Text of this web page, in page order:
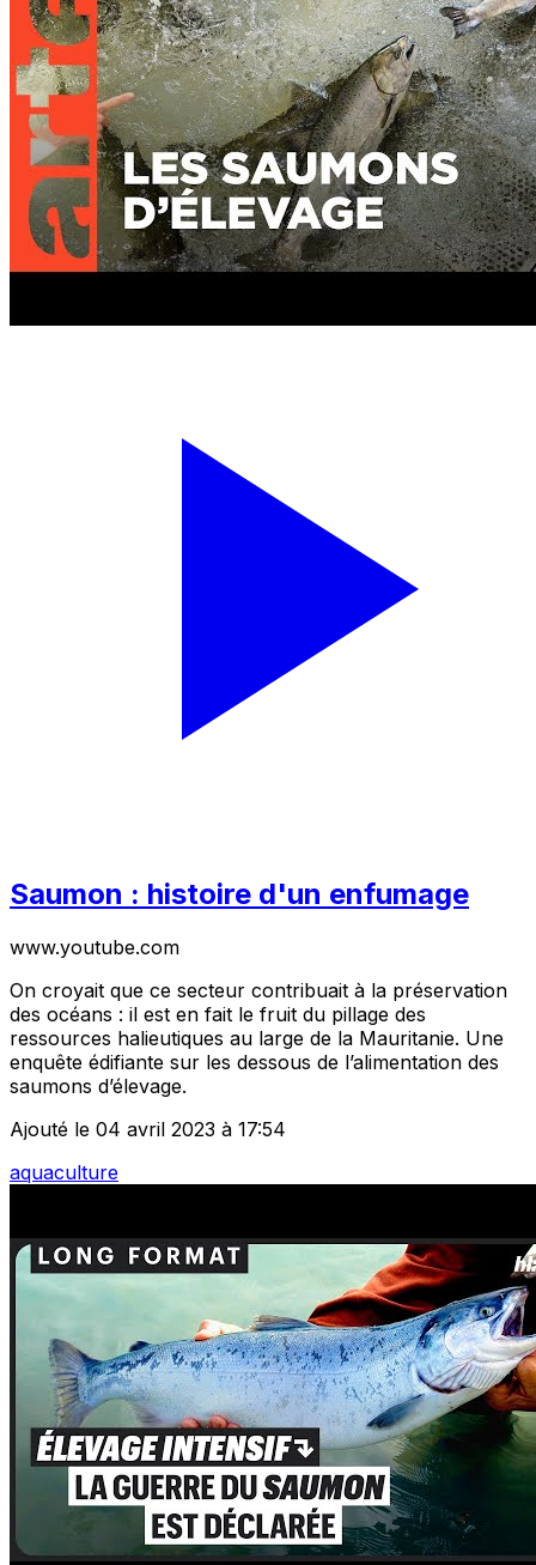
Saumon : histoire d'un enfumage
www.youtube.com
On croyait que ce secteur contribuait à la préservation
des océans : il est en fait le fruit du pillage des
ressources halieutiques au large de la Mauritanie. Une
enquête édifiante sur les dessous de l’alimentation des
saumons d’élevage.
Ajouté le 04 avril 2023 à 17:54
aquaculture